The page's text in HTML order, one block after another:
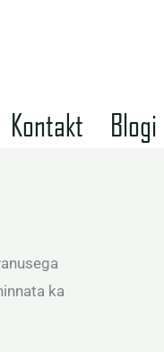
Kontakt Blogi
ka